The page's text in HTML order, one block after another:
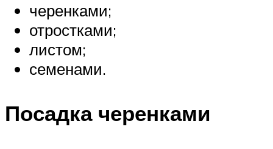
черенками;
отростками;
листом;
семенами.
Посадка черенками